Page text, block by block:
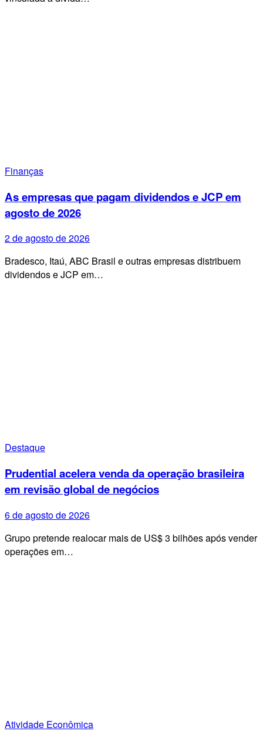
Finanças
As empresas que pagam dividendos e JCP em
agosto de 2026
2 de agosto de 2026
Bradesco, Itaú, ABC Brasil e outras empresas distribuem
dividendos e JCP em…
Destaque
Prudential acelera venda da operação brasileira
em revisão global de negócios
6 de agosto de 2026
Grupo pretende realocar mais de US$ 3 bilhões após vender
operações em…
Atividade Econômica